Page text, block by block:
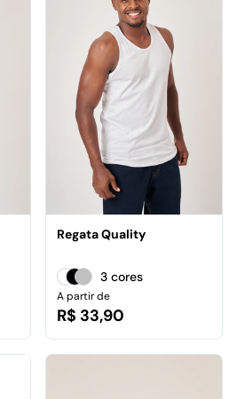
Regata Quality
3 cores
A partir de
R$ 33,90